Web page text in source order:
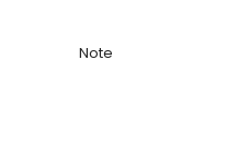
Note